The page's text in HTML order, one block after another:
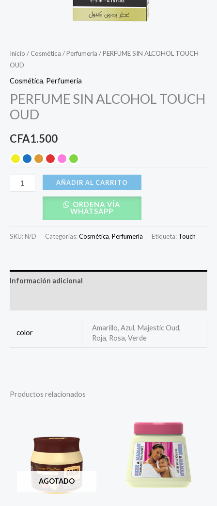
Inicio / Cosmética /Perfumería / PERFUME SIN ALCOHOL TOUCH
OUD
Cosmética, Perfumería
PERFUME SIN ALCOHOL TOUCH
OUD
CFA1.500
AÑADIR AL CARRITO
ORDENA VÍA
WHATSAPP
SKU: N/D Categorías:Cosmética, Perfumería Etiqueta: Touch
Información adicional
color
Amarillo, Azul, Majestic Oud,
Roja, Rosa, Verde
Productos relacionados
AGOTADO